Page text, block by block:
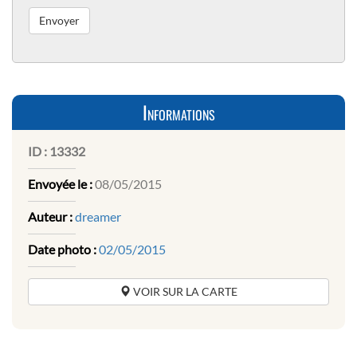
Informations
ID : 13332
Envoyée le :08/05/2015
Auteur :dreamer
Date photo :02/05/2015
VOIR SUR LA CARTE